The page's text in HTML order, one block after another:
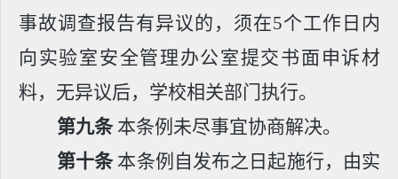
事故调查报告有异议的，须在5个工作日内
向实验室安全管理办公室提交书面申诉材
料，无异议后，学校相关部门执行。
第九条本条例未尽事宜协商解决。
第十条本条例自发布之日起施行，由实